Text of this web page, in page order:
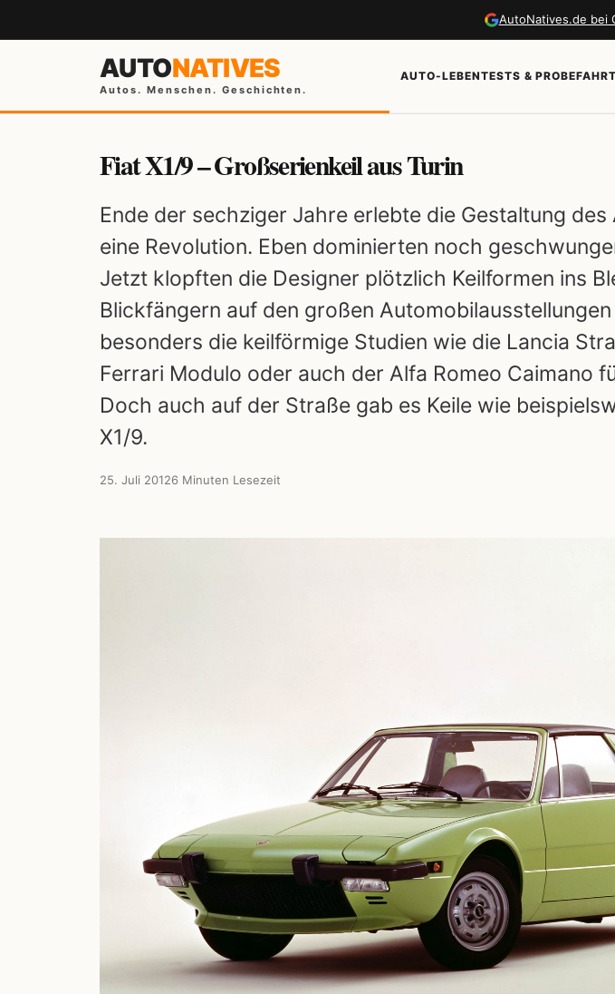
AutoNatives.de bei
AUTONATIVES
Autos. Menschen. Geschichten.
AUTO-LEBENTESTS &
Fiat X1/9 – Großserienkeil aus Turin
Ende der sechziger Jahre erlebte die Gestaltung des
eine Revolution. Eben dominierten noch
Jetzt klopften die Designer plötzlich Keilformen ins
Blickfängern auf den großen
besonders die keilförmige Studien wie die Lancia
Ferrari Modulo oder auch der Alfa Romeo Caimano
Doch auch auf der Straße gab es Keile wie
X1/9.
25. Juli 20126 Minuten Lesezeit